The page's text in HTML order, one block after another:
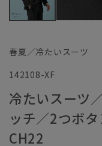
春夏／冷たいスーツ
142108-XF
冷たいスーツ
ッチ／2つボ
CH22